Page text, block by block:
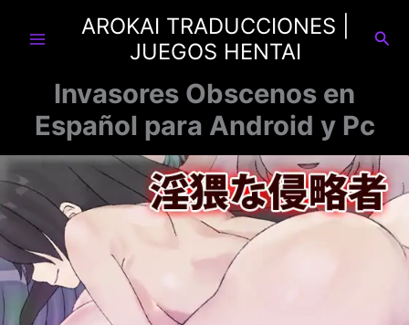
AROKAI TRADUCCIONES |
JUEGOS HENTAI
Invasores Obscenos en
Español para Android y Pc